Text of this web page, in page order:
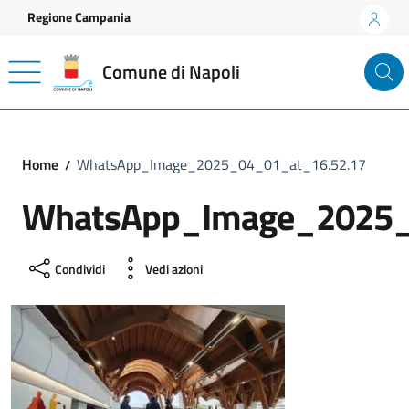
Vai ai contenuti
Vai al footer
Regione Campania
Comune di Napoli
Home WhatsApp_Image_2025_04_01_at_16.52.17
Condividi Vedi azioni